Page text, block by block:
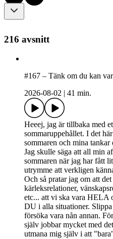
216 avsnitt
#167 – Tänk om du kan
2026-08-02
41 min.
Heeej, jag är tillbaka med
sommaruppehållet. I det
sommaren och mina
Jag skulle säga att all min
sommaren när jag har fått
utrymme att verkligen
Och så pratar jag om att
kärleksrelationer,
etc... att vi ska vara HELA
DU i alla situationer.
försöka vara nån annan.
själv jobbar mycket med
utmana mig själv i att